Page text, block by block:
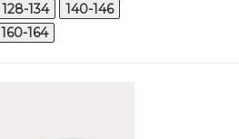
128-134
140-146
160-164